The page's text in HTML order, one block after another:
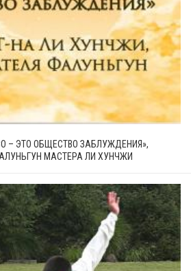
– ЭТО ОБЩЕСТВО ЗАБЛУЖДЕНИЯ»,
МАСТЕРА ЛИ ХУНЧЖИ